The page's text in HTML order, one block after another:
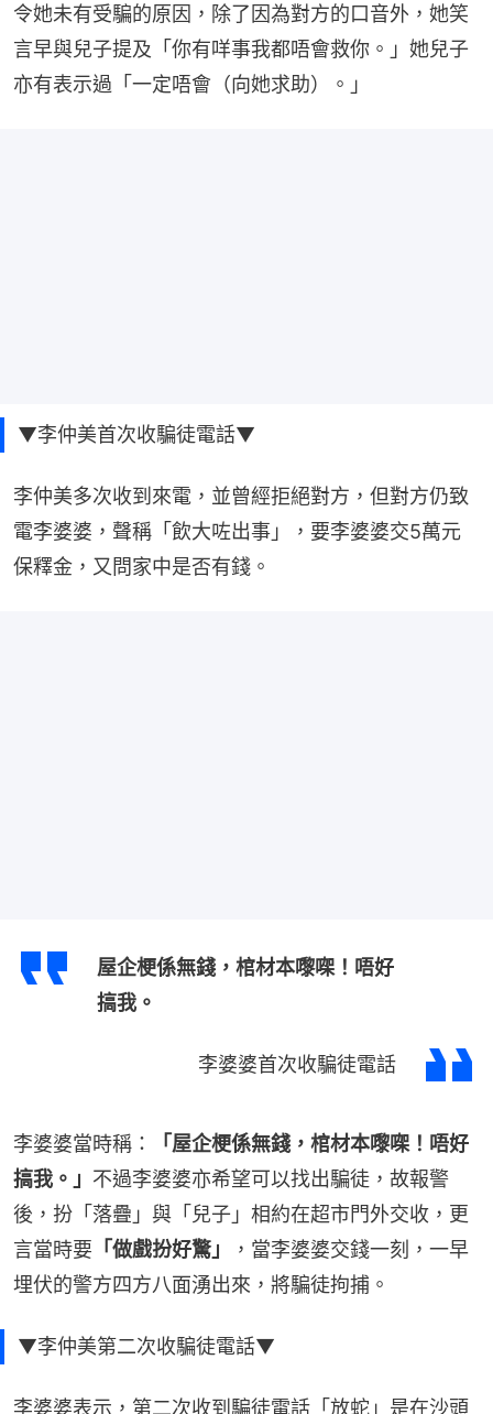
令她未有受騙的原因，除了因為對方的口音外，她笑
言早與兒子提及「你有咩事我都唔會救你。」她兒子
亦有表示過「一定唔會（向她求助）。」
▼李仲美首次收騙徒電話▼
李仲美多次收到來電，並曾經拒絕對方，但對方仍致
電李婆婆，聲稱「飲大咗出事」，要李婆婆交5萬元
保釋金，又問家中是否有錢。
屋企梗係無錢，棺材本嚟㗎！唔好
搞我。
李婆婆首次收騙徒電話
李婆婆當時稱：
「屋企梗係無錢，棺材本嚟㗎！唔好
搞我。」 不過李婆婆亦希望可以找出騙徒，故報警
後，扮「落疊」與「兒子」相約在超市門外交收，更
言當時要 「做戲扮好驚」
，當李婆婆交錢一刻，一早
埋伏的警方四方八面湧出來，將騙徒拘捕。
▼李仲美第二次收騙徒電話▼
李婆婆表示，第二次收到騙徒電話「放蛇」是在沙頭